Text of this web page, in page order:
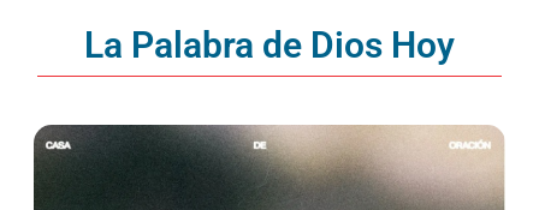
La Palabra de Dios Hoy